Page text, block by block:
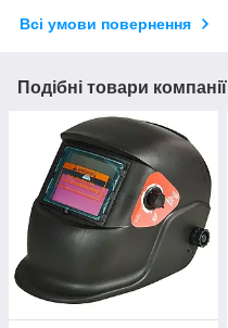
Всі умови повернення
Подібні товари компанії